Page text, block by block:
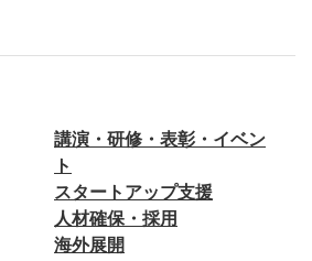
講演・研修・表彰・イベン
ト
スタートアップ支援
人材確保・採用
海外展開